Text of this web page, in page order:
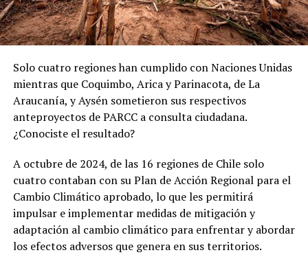
Solo cuatro regiones han cumplido con Naciones Unidas
mientras que Coquimbo, Arica y Parinacota, de La
Araucanía, y Aysén sometieron sus respectivos
anteproyectos de PARCC a consulta ciudadana.
¿Conociste el resultado?
A octubre de 2024, de las 16 regiones de Chile solo
cuatro contaban con su Plan de Acción Regional para el
Cambio Climático aprobado, lo que les permitirá
impulsar e implementar medidas de mitigación y
adaptación al cambio climático para enfrentar y abordar
los efectos adversos que genera en sus territorios.